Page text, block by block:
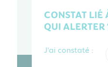
CONSTAT LIÉ
QUI ALERTER
J'ai constaté :